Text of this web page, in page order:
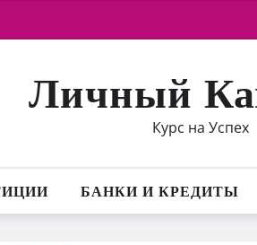
Личный
Курс на Успех
БАНКИ И КРЕДИТЫ